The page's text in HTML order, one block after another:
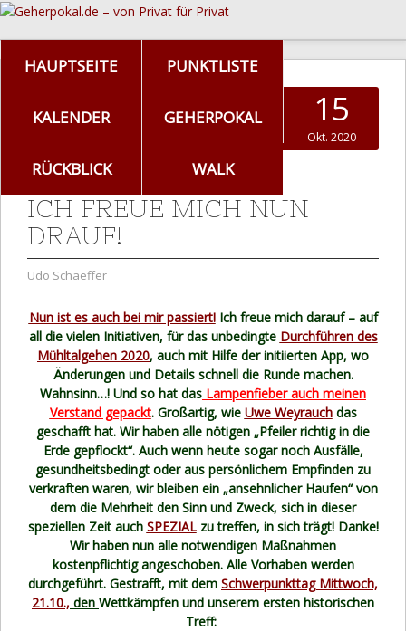
HAUPTSEITE PUNKTLISTE
KALENDER GEHERPOKAL
RÜCKBLICK WALK
15
Okt. 2020
ICH FREUE MICH NUN
DRAUF!
Udo Schaeffer
Nun ist es auch bei mir passiert!Ich freue mich darauf – auf
all die vielen Initiativen, für das unbedingte Durchführen des
Mühltalgehen 2020, auch mit Hilfe der initiierten App, wo
Änderungen und Details schnell die Runde machen.
Wahnsinn…! Und so hat das Lampenfieber auch meinen
Verstand gepackt. Großartig, wie Uwe Weyrauchdas
geschafft hat. Wir haben alle nötigen „Pfeiler richtig in die
Erde gepflockt“. Auch wenn heute sogar noch Ausfälle,
gesundheitsbedingt oder aus persönlichem Empfinden zu
verkraften waren, wir bleiben ein „ansehnlicher Haufen“ von
dem die Mehrheit den Sinn und Zweck, sich in dieser
speziellen Zeit auch SPEZIALzu treffen, in sich trägt! Danke!
Wir haben nun alle notwendigen Maßnahmen
kostenpflichtig angeschoben. Alle Vorhaben werden
durchgeführt. Gestrafft, mit dem Schwerpunkttag Mittwoch,
21.10., den Wettkämpfen und unserem ersten historischen
Treff: